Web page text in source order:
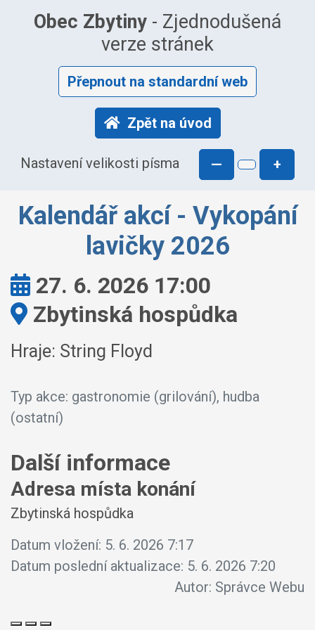
Obec Zbytiny - Zjednodušená
verze stránek
Přepnout na standardní web
Zpět na úvod
Nastavení velikosti písma — +
Kalendář akcí - Vykopání
lavičky 2026
Kdy:
27. 6. 2026 17:00
Kde:
Zbytinská hospůdka
Hraje: String Floyd
Typ akce: gastronomie (grilování), hudba
(ostatní)
Další informace
Adresa místa konání
Zbytinská hospůdka
Datum vložení: 5. 6. 2026 7:17
Datum poslední aktualizace: 5. 6. 2026 7:20
Autor: Správce Webu